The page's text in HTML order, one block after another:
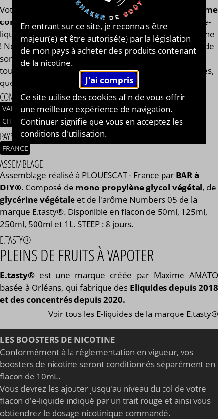
Votre e-liquide Numbers 05 est assemblé
avec l'arôme
concentré original de la marque E.tasty®
. Finis les e-
liquides trop dilués après l'ajout des boosters de nicotine
! Notre calculateur mesure votre e-liquide en fonction de
son volume global. Votre e-liquide Numbers 05 aura
toujours le même goût et les mêmes qualités gustatives,
que vous soyez en 0, 2, 9, 11 ou 14 mg/ml.
COMPOSITION
VANILLE CUSTARD CARAMEL BEURRE SALÉ CUSTARD
CHANTILLY
PAYS / ORIGINE DU CONCENTRÉ
FRANCE
ASSEMBLAGE
Assemblage réalisé à PLOUESCAT - France par BAR à
DIY®. Composé de mono propylène glycol végétal, de
glycérine végétale et de l'arôme Numbers 05 de la
marque E.tasty®. Disponible en flacon de 50ml, 125ml,
250ml, 500ml et 1L. STEEP : 8 jours.
E.TASTY®
PLEINS DE FRUITS À VAPOTER
E.tasty® est une marque créée par Maxime AMATO
basée à Orléans, qui fabrique des Eliquides depuis 2018
et des concentrés depuis 2020.
Voir tous les E-liquides de la marque E.tasty®
LES BOOSTERS DE NICOTINE
Conformément à la règlementation en vigueur, vos
boosters de nicotine seront conditionnés séparément en
flacon de 10mL.
Vous devrez les ajouter jusqu'au niveau du col de votre
flacon d'e-liquide indiqué par un trait rouge et ainsi vous
obtiendrez le dosage nicotinique commandé.
En entrant sur ce site, je reconnais être
majeur(e) et être autorisé(e) par la législation
de mon pays à acheter des produits contenant
de la nicotine.
Ce site utilise des cookies afin de vous offrir
une meilleure expérience de navigation.
Continuer signifie que vous en acceptez les
conditions d'utilisation.